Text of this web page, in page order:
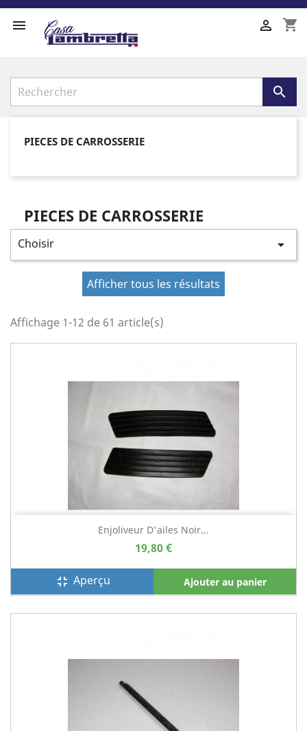
 shopping_cart


PIECES DE CARROSSERIE
PIECES DE CARROSSERIE
Choisir 
Afficher tous les résultats
Affichage 1-12 de 61 article(s)
Enjoliveur D'ailes Noir...
19,80 €
fullscreen_exit Aperçu Ajouter au panier